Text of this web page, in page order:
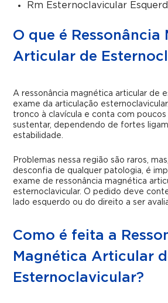
Rm Esternoclavicular
O que é Ressonância
Articular de
A ressonância magnética articular de
exame da articulação
tronco à clavícula e conta com poucos
sustentar, dependendo de fortes
estabilidade.
Problemas nessa região são raros,
desconfia de qualquer patologia, é
exame de ressonância magnética
esternoclavicular. O pedido deve
lado esquerdo ou do direito a ser
Como é feita a
Magnética Articular
Esternoclavicular?